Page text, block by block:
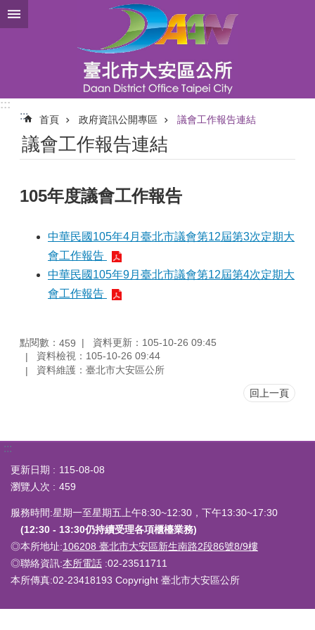
跳到主要內容區塊
:::
:::
首頁 政府資訊公開專區 議會工作報告連結
議會工作報告連結
105年度議會工作報告
中華民國105年4月臺北市議會第12屆第3次定期大
會工作報告
中華民國105年9月臺北市議會第12屆第4次定期大
會工作報告
點閱數： 459
資料更新：105-10-26 09:45
資料檢視：105-10-26 09:44
資料維護：臺北市大安區公所
回上一頁
:::
更新日期
115-08-08
瀏覽人次
459
服務時間:星期一至星期五上午8:30~12:30，下午13:30~17:30
(12:30 - 13:30仍持續受理各項櫃檯業務)
◎本所地址:106208 臺北市大安區新生南路2段86號8/9樓
◎聯絡資訊:本所電話 :02-23511711
本所傳真:02-23418193 Copyright 臺北市大安區公所